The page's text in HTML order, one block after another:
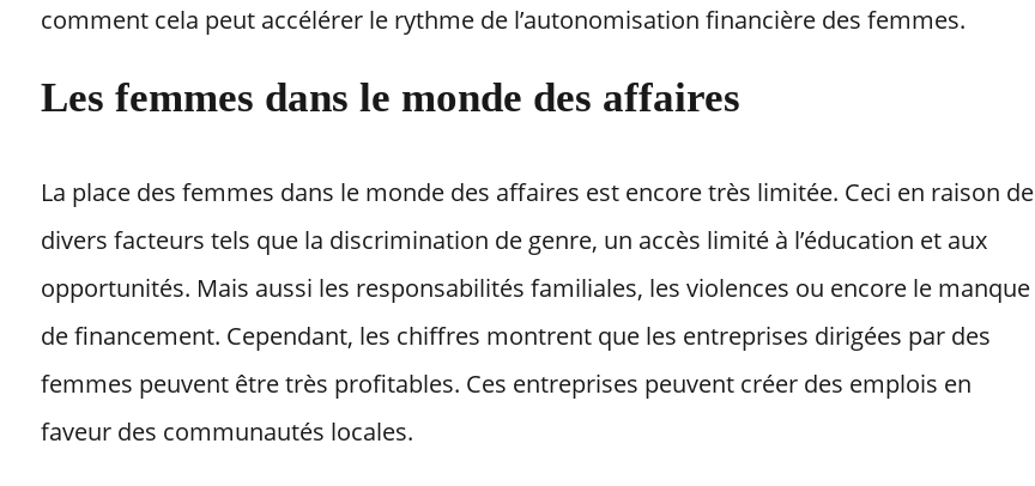
comment cela peut accélérer le rythme de l’autonomisation financière des femmes.
Les femmes dans le monde des affaires
La place des femmes dans le monde des affaires est encore très limitée. Ceci en raison de
divers facteurs tels que la discrimination de genre, un accès limité à l’éducation et aux
opportunités. Mais aussi les responsabilités familiales, les violences ou encore le manque
de financement. Cependant, les chiffres montrent que les entreprises dirigées par des
femmes peuvent être très profitables. Ces entreprises peuvent créer des emplois en
faveur des communautés locales.